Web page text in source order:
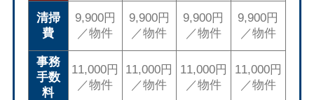
清掃
費
9,900円
／物件
9,900円
／物件
9,900円
／物件
9,900円
／物件
事務
手数
料
11,000円
／物件
11,000円
／物件
11,000円
／物件
11,000円
／物件